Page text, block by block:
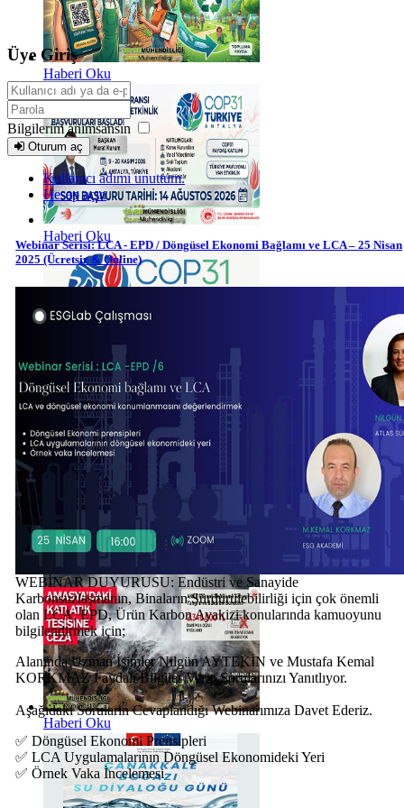
Haberi Oku
Haberi Oku
Haberi Oku
Haberi Oku
Haberi Oku
Üye Giriş
Bilgilerim anımsansın
Oturum aç
Kullanıcı adımı unuttum.
Hesap açın
Webinar Serisi: LCA - EPD / Döngüsel Ekonomi Bağlamı ve LCA – 25 Nisan
2025 (Ücretsiz & Online)
WEBİNAR DUYURUSU: Endüstri ve Sanayide
Karbonsuzlaşmanın, Binaların Sürdürülebilirliği için çok önemli
olan LCA, EPD, Ürün Karbon Ayakizi konularında kamuoyunu
bilgilendirmek için;
Alanında Uzman İsimlerNilgün AYTEKİNve Mustafa Kemal
KORKMAZ Faydalı Bilgiler Verip Sorularınızı Yanıtlıyor.
Aşağıdaki Soruların Cevaplandığı Webinarımıza Davet Ederiz.
✅ Döngüsel Ekonomi Prensipleri
✅ LCA Uygulamalarının Döngüsel Ekonomideki Yeri
✅ Örnek Vaka İncelemesi